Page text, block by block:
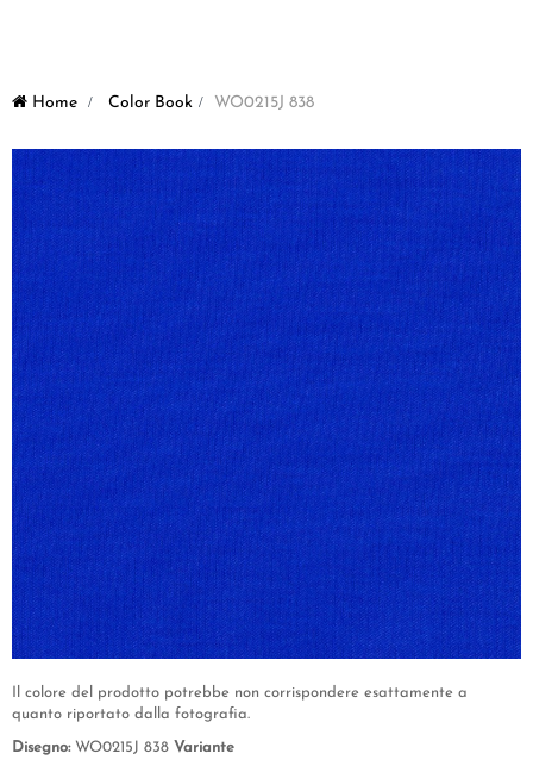
Home > Color Book > WO0215J 838
Il colore del prodotto potrebbe non corrispondere esattamente a
quanto riportato dalla fotografia.
Disegno: WO0215J 838 Variante